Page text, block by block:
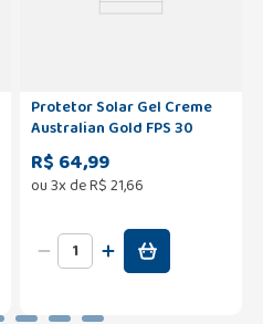
Protetor Solar Gel Creme
Australian Gold FPS 30
200ml
R$ 64,99
ou3x deR$21,66